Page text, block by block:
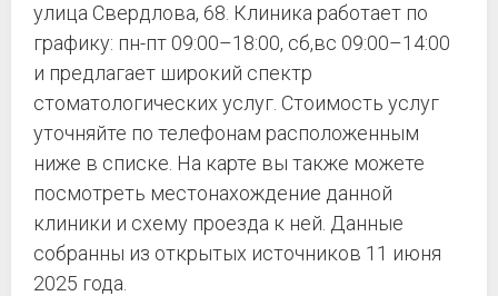
улица Свердлова, 68. Клиника работает по
графику: пн-пт 09:00–18:00, сб,вс 09:00–14:00
и предлагает широкий спектр
стоматологических услуг. Стоимость услуг
уточняйте по телефонам расположенным
ниже в списке. На карте вы также можете
посмотреть местонахождение данной
клиники и схему проезда к ней. Данные
собранны из открытых источников 11 июня
2025 года.